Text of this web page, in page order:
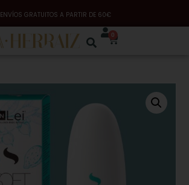
ENVÍOS GRATUITOS A PARTIR DE 60€
0